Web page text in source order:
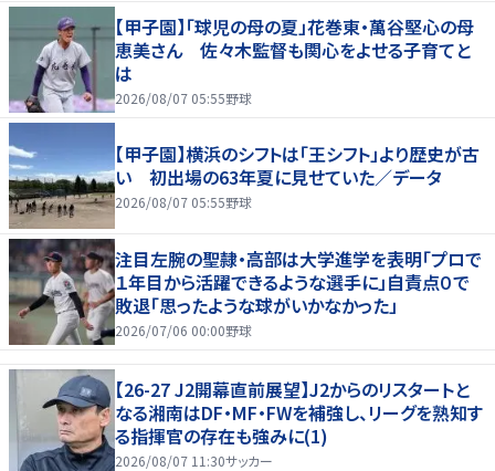
【甲子園】「球児の母の夏」花巻東・萬谷堅心の母
恵美さん 佐々木監督も関心をよせる子育てと
は
2026/08/07 05:55野球
【甲子園】横浜のシフトは「王シフト」より歴史が古
い 初出場の63年夏に見せていた／データ
2026/08/07 05:55野球
注目左腕の聖隷・高部は大学進学を表明「プロで
１年目から活躍できるような選手に」自責点０で
敗退「思ったような球がいかなかった」
2026/07/06 00:00野球
【26-27 J2開幕直前展望】J2からのリスタートと
なる湘南はDF・MF・FWを補強し、リーグを熟知す
る指揮官の存在も強みに(1)
2026/08/07 11:30サッカー